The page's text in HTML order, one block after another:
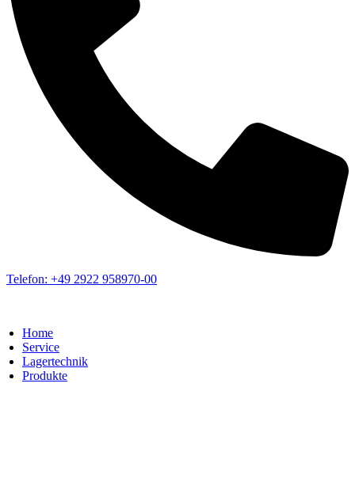
Telefon: +49 2922 958970-00
Home
Service
Lagertechnik
Produkte